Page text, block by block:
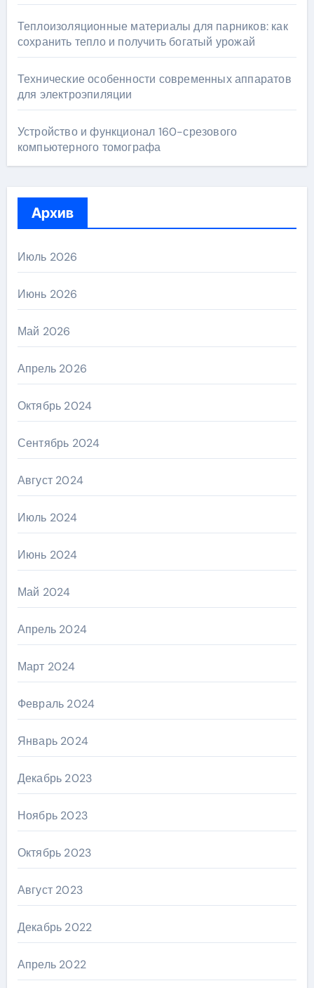
Теплоизоляционные материалы для парников: как
сохранить тепло и получить богатый урожай
Технические особенности современных аппаратов
для электроэпиляции
Устройство и функционал 160-срезового
компьютерного томографа
Архив
Июль 2026
Июнь 2026
Май 2026
Апрель 2026
Октябрь 2024
Сентябрь 2024
Август 2024
Июль 2024
Июнь 2024
Май 2024
Апрель 2024
Март 2024
Февраль 2024
Январь 2024
Декабрь 2023
Ноябрь 2023
Октябрь 2023
Август 2023
Декабрь 2022
Апрель 2022